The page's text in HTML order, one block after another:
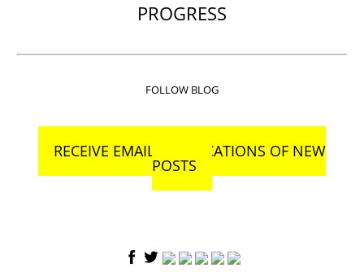
PROGRESS
FOLLOW BLOG
RECEIVE EMAIL NOTIFICATIONS OF NEW
POSTS